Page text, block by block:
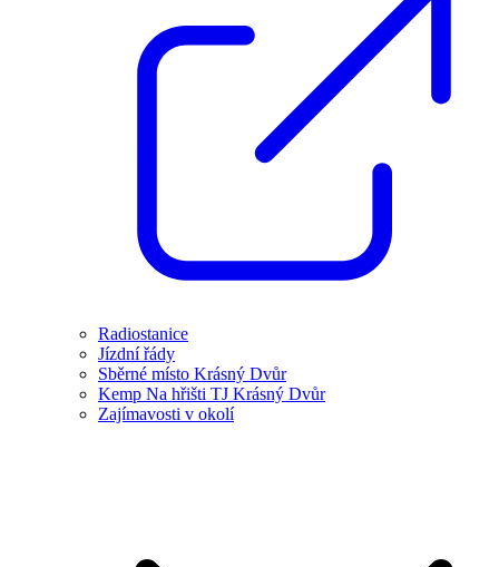
Radiostanice
Jízdní řády
Sběrné místo Krásný Dvůr
Kemp Na hřišti TJ Krásný Dvůr
Zajímavosti v okolí